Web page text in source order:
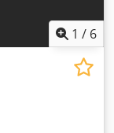
1 / 6